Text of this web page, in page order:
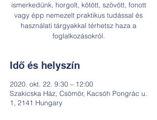
ismerkedünk, horgolt, kötött, szövött, fonott
vagy épp nemezelt praktikus tudással és
használati tárgyakkal térhetsz haza a
foglalkozásokról.
Idő és helyszín
2020. okt. 22. 9:30 – 12:00
Szakicska Ház, Csömör, Kacsóh Pongrác u.
1, 2141 Hungary